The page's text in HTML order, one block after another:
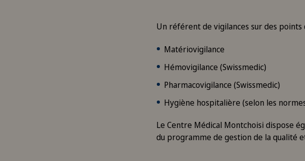
Un référent de vigilances sur des points
Matériovigilance
Hémovigilance (Swissmedic)
Pharmacovigilance (Swissmedic)
Hygiène hospitalière (selon les
Le Centre Médical Montchoisi dispose
du programme de gestion de la qualité